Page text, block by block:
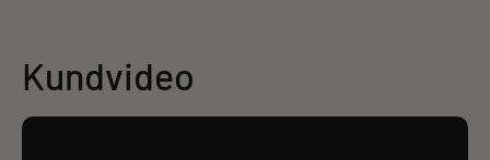
Kundvideo